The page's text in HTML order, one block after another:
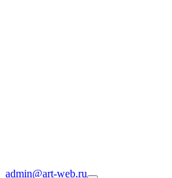
admin@art-web.ru